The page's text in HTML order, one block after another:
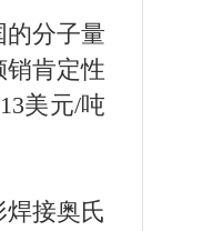
分子量
销肯定性
美元/吨
接奥氏